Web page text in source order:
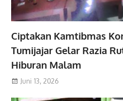
Ciptakan Kamtibmas
Tumijajar Gelar Razia
Hiburan Malam
Juni 13, 2026